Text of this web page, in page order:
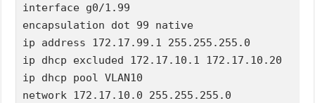
interface g0/1.99
encapsulation dot 99 native
ip address 172.17.99.1 255.255.255.0
ip dhcp excluded 172.17.10.1 172.17.10.20
ip dhcp pool VLAN10
network 172.17.10.0 255.255.255.0